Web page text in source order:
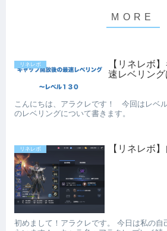
リネレボ
【リネレボ
速レベリン
こんにちは、アラクレです！ 今回はレベ
のレベリングについて書きます。
リネレボ 【リネレボ
初めまして！アラクレです。 今日は私の自